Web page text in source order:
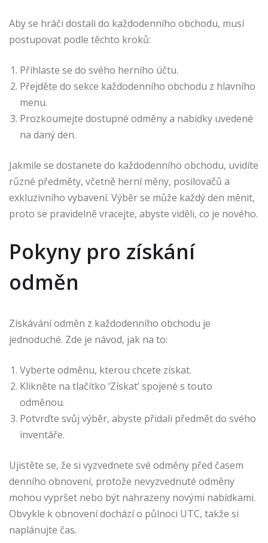
Aby se hráči dostali do každodenního obchodu, musí
postupovat podle těchto kroků:
Přihlaste se do svého herního účtu.
Přejděte do sekce každodenního obchodu z hlavního
menu.
Prozkoumejte dostupné odměny a nabídky uvedené
na daný den.
Jakmile se dostanete do každodenního obchodu, uvidíte
různé předměty, včetně herní měny, posilovačů a
exkluzivního vybavení. Výběr se může každý den měnit,
proto se pravidelně vracejte, abyste viděli, co je nového.
Pokyny pro získání
odměn
Získávání odměn z každodenního obchodu je
jednoduché. Zde je návod, jak na to:
Vyberte odměnu, kterou chcete získat.
Klikněte na tlačítko ‘Získat’ spojené s touto
odměnou.
Potvrďte svůj výběr, abyste přidali předmět do svého
inventáře.
Ujistěte se, že si vyzvednete své odměny před časem
denního obnovení, protože nevyzvednuté odměny
mohou vypršet nebo být nahrazeny novými nabídkami.
Obvykle k obnovení dochází o půlnoci UTC, takže si
naplánujte čas.